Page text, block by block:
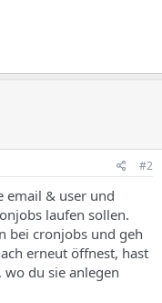
#2
email & user und
laufen sollen.
bei cronjobs und geh
erneut öffnest, hast
du sie anlegen